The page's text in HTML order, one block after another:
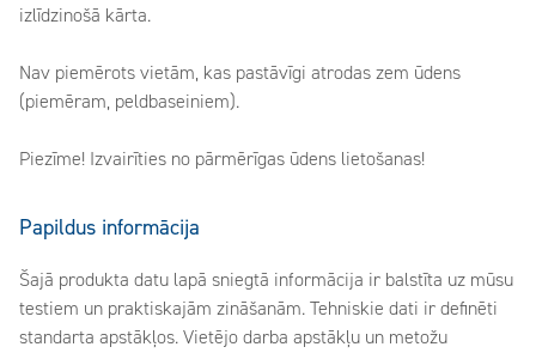
izlīdzinošā kārta.
Nav piemērots vietām, kas pastāvīgi atrodas zem ūdens
(piemēram, peldbaseiniem).
Piezīme! Izvairīties no pārmērīgas ūdens lietošanas!
Papildus informācija
Šajā produkta datu lapā sniegtā informācija ir balstīta uz mūsu
testiem un praktiskajām zināšanām. Tehniskie dati ir definēti
standarta apstākļos. Vietējo darba apstākļu un metožu